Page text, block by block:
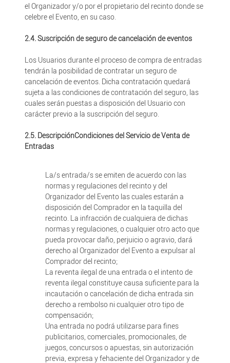
el Organizador y/o por el propietario del recinto donde se
celebre el Evento, en su caso.
2.4. Suscripción de seguro de cancelación de eventos
Los Usuarios durante el proceso de compra de entradas
tendrán la posibilidad de contratar un seguro de
cancelación de eventos. Dicha contratación quedará
sujeta a las condiciones de contratación del seguro, las
cuales serán puestas a disposición del Usuario con
carácter previo a la suscripción del seguro.
2.5. DescripciónCondiciones del Servicio de Venta de
Entradas
La/s entrada/s se emiten de acuerdo con las
normas y regulaciones del recinto y del
Organizador del Evento las cuales estarán a
disposición del Comprador en la taquilla del
recinto. La infracción de cualquiera de dichas
normas y regulaciones, o cualquier otro acto que
pueda provocar daño, perjuicio o agravio, dará
derecho al Organizador del Evento a expulsar al
Comprador del recinto;
La reventa ilegal de una entrada o el intento de
reventa ilegal constituye causa suficiente para la
incautación o cancelación de dicha entrada sin
derecho a rembolso ni cualquier otro tipo de
compensación;
Una entrada no podrá utilizarse para fines
publicitarios, comerciales, promocionales, de
juegos, concursos o apuestas, sin autorización
previa, expresa y fehaciente del Organizador y de